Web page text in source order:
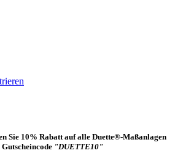
Sie 10% Rabatt auf alle Duette®-Maßanlagen
"DUETTE10"